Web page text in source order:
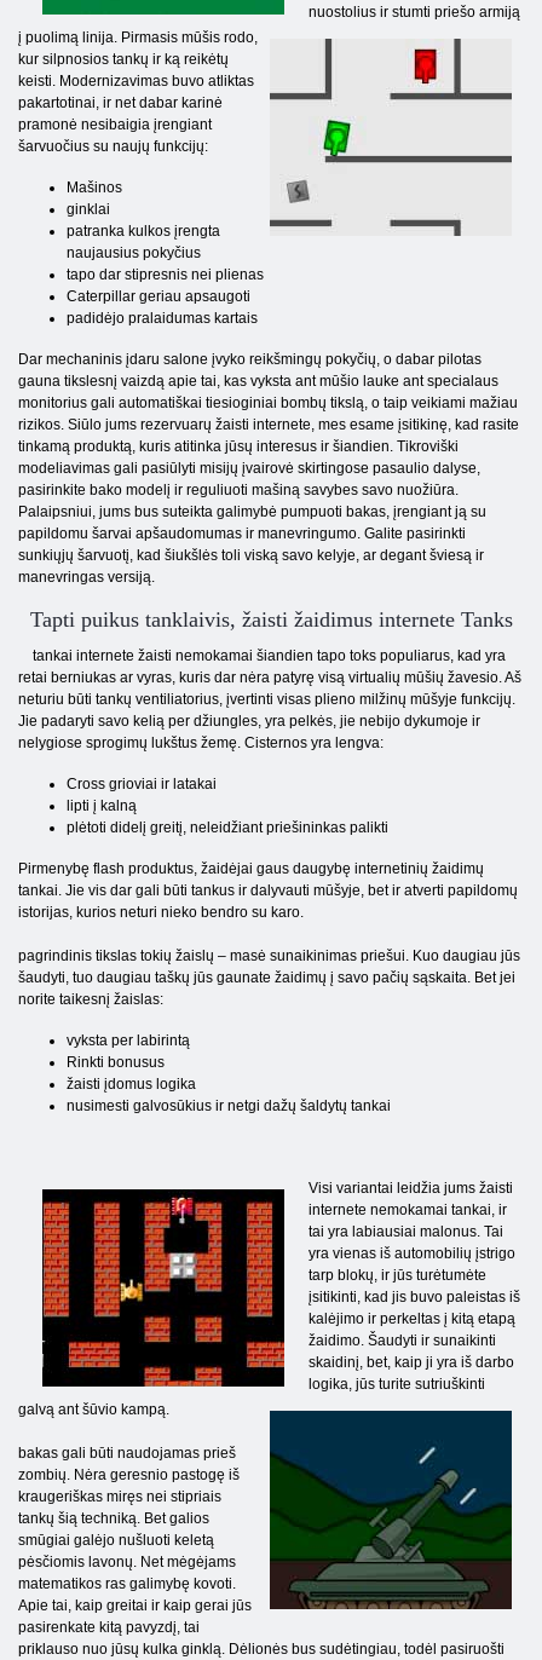
nuostolius ir stumti priešo armiją
į puolimą linija. Pirmasis mūšis rodo,
kur silpnosios tankų ir ką reikėtų
keisti. Modernizavimas buvo atliktas
pakartotinai, ir net dabar karinė
pramonė nesibaigia įrengiant
šarvuočius su naujų funkcijų:
Mašinos
ginklai
patranka kulkos įrengta
naujausius pokyčius
tapo dar stipresnis nei plienas
Caterpillar geriau apsaugoti
padidėjo pralaidumas kartais
Dar mechaninis įdaru salone įvyko reikšmingų pokyčių, o dabar pilotas
gauna tikslesnį vaizdą apie tai, kas vyksta ant mūšio lauke ant specialaus
monitorius gali automatiškai tiesioginiai bombų tikslą, o taip veikiami mažiau
rizikos. Siūlo jums rezervuarų žaisti internete, mes esame įsitikinę, kad rasite
tinkamą produktą, kuris atitinka jūsų interesus ir šiandien. Tikroviški
modeliavimas gali pasiūlyti misijų įvairovė skirtingose ​​pasaulio dalyse,
pasirinkite bako modelį ir reguliuoti mašiną savybes savo nuožiūra.
Palaipsniui, jums bus suteikta galimybė pumpuoti bakas, įrengiant ją su
papildomu šarvai apšaudomumas ir manevringumo. Galite pasirinkti
sunkiųjų šarvuotį, kad šiukšlės toli viską savo kelyje, ar degant šviesą ir
manevringas versiją.
Tapti puikus tanklaivis, žaisti žaidimus internete Tanks
tankai internete žaisti nemokamai šiandien tapo toks populiarus, kad yra
retai berniukas ar vyras, kuris dar nėra patyrę visą virtualių mūšių žavesio. Aš
neturiu būti tankų ventiliatorius, įvertinti visas plieno milžinų mūšyje funkcijų.
Jie padaryti savo kelią per džiungles, yra pelkės, jie nebijo dykumoje ir
nelygiose sprogimų lukštus žemę. Cisternos yra lengva:
Cross grioviai ir latakai
lipti į kalną
plėtoti didelį greitį, neleidžiant priešininkas palikti
Pirmenybę flash produktus, žaidėjai gaus daugybę internetinių žaidimų
tankai. Jie vis dar gali būti tankus ir dalyvauti mūšyje, bet ir atverti papildomų
istorijas, kurios neturi nieko bendro su karo.
pagrindinis tikslas tokių žaislų – masė sunaikinimas priešui. Kuo daugiau jūs
šaudyti, tuo daugiau taškų jūs gaunate žaidimų į savo pačių sąskaita. Bet jei
norite taikesnį žaislas:
vyksta per labirintą
Rinkti bonusus
žaisti įdomus logika
nusimesti galvosūkius ir netgi dažų šaldytų tankai
Visi variantai leidžia jums žaisti
internete nemokamai tankai, ir
tai yra labiausiai malonus. Tai
yra vienas iš automobilių įstrigo
tarp blokų, ir jūs turėtumėte
įsitikinti, kad jis buvo paleistas iš
kalėjimo ir perkeltas į kitą etapą
žaidimo. Šaudyti ir sunaikinti
skaidinį, bet, kaip ji yra iš darbo
logika, jūs turite sutriuškinti
galvą ant šūvio kampą.
bakas gali būti naudojamas prieš
zombių. Nėra geresnio pastogę iš
kraugeriškas miręs nei stipriais
tankų šią techniką. Bet galios
smūgiai galėjo nušluoti keletą
pėsčiomis lavonų. Net mėgėjams
matematikos ras galimybę kovoti.
Apie tai, kaip greitai ir kaip gerai jūs
pasirenkate kitą pavyzdį, tai
priklauso nuo jūsų kulka ginklą. Dėlionės bus sudėtingiau, todėl pasiruošti